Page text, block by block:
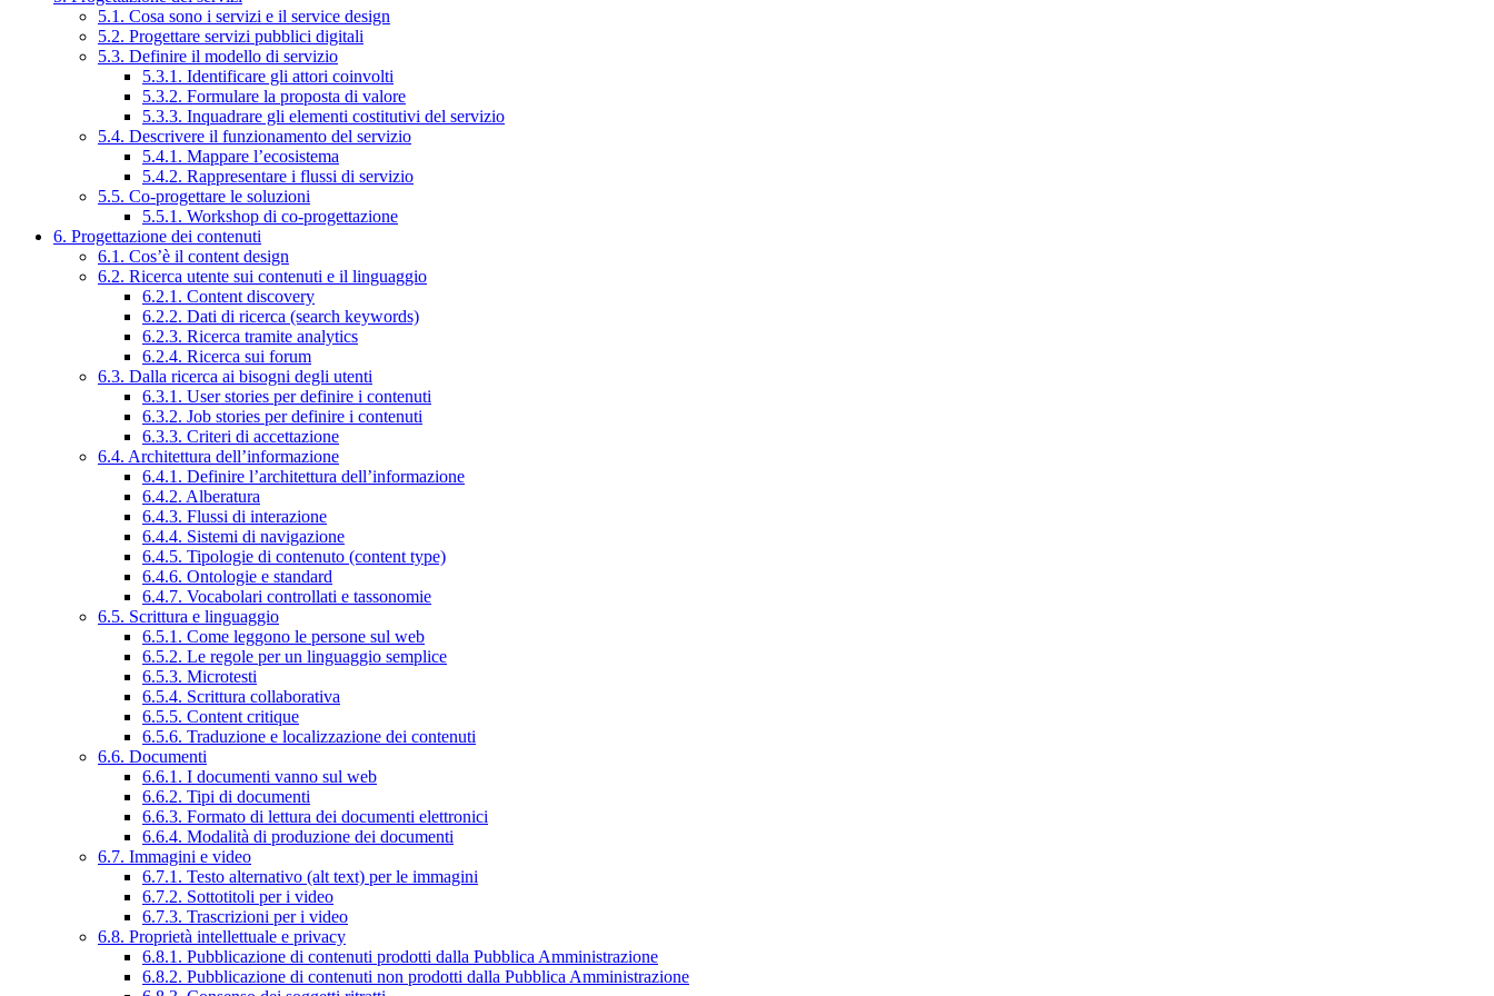
5.1. Cosa sono i servizi e il service design
5.2. Progettare servizi pubblici digitali
5.3. Definire il modello di servizio
5.3.1. Identificare gli attori coinvolti
5.3.2. Formulare la proposta di valore
5.3.3. Inquadrare gli elementi costitutivi del servizio
5.4. Descrivere il funzionamento del servizio
5.4.1. Mappare l’ecosistema
5.4.2. Rappresentare i flussi di servizio
5.5. Co-progettare le soluzioni
5.5.1. Workshop di co-progettazione
6. Progettazione dei contenuti
6.1. Cos’è il content design
6.2. Ricerca utente sui contenuti e il linguaggio
6.2.1. Content discovery
6.2.2. Dati di ricerca (search keywords)
6.2.3. Ricerca tramite analytics
6.2.4. Ricerca sui forum
6.3. Dalla ricerca ai bisogni degli utenti
6.3.1. User stories per definire i contenuti
6.3.2. Job stories per definire i contenuti
6.3.3. Criteri di accettazione
6.4. Architettura dell’informazione
6.4.1. Definire l’architettura dell’informazione
6.4.2. Alberatura
6.4.3. Flussi di interazione
6.4.4. Sistemi di navigazione
6.4.5. Tipologie di contenuto (content type)
6.4.6. Ontologie e standard
6.4.7. Vocabolari controllati e tassonomie
6.5. Scrittura e linguaggio
6.5.1. Come leggono le persone sul web
6.5.2. Le regole per un linguaggio semplice
6.5.3. Microtesti
6.5.4. Scrittura collaborativa
6.5.5. Content critique
6.5.6. Traduzione e localizzazione dei contenuti
6.6. Documenti
6.6.1. I documenti vanno sul web
6.6.2. Tipi di documenti
6.6.3. Formato di lettura dei documenti elettronici
6.6.4. Modalità di produzione dei documenti
6.7. Immagini e video
6.7.1. Testo alternativo (alt text) per le immagini
6.7.2. Sottotitoli per i video
6.7.3. Trascrizioni per i video
6.8. Proprietà intellettuale e privacy
6.8.1. Pubblicazione di contenuti prodotti dalla Pubblica Amministrazione
6.8.2. Pubblicazione di contenuti non prodotti dalla Pubblica Amministrazione